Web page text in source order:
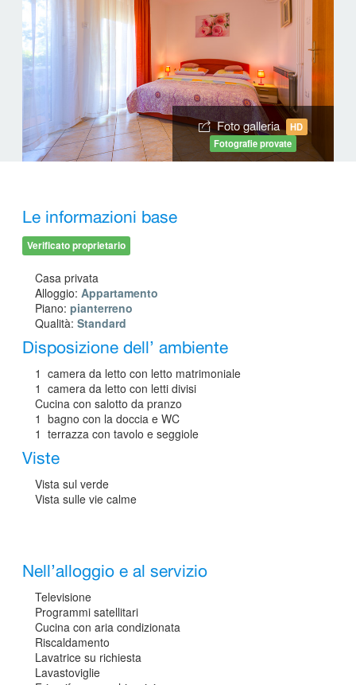
Foto galleria HD
Fotografie provate
Le informazioni base
Verificato proprietario
Casa privata
Alloggio: Appartamento
Piano: pianterreno
Qualità: Standard
Disposizione dell’ ambiente
1 camera da letto con letto matrimoniale
1 camera da letto con letti divisi
Cucina con salotto da pranzo
1 bagno con la doccia e WC
1 terrazza con tavolo e seggiole
Viste
Vista sul verde
Vista sulle vie calme
Nell’alloggio e al servizio
Televisione
Programmi satellitari
Cucina con aria condizionata
Riscaldamento
Lavatrice su richiesta
Lavastoviglie